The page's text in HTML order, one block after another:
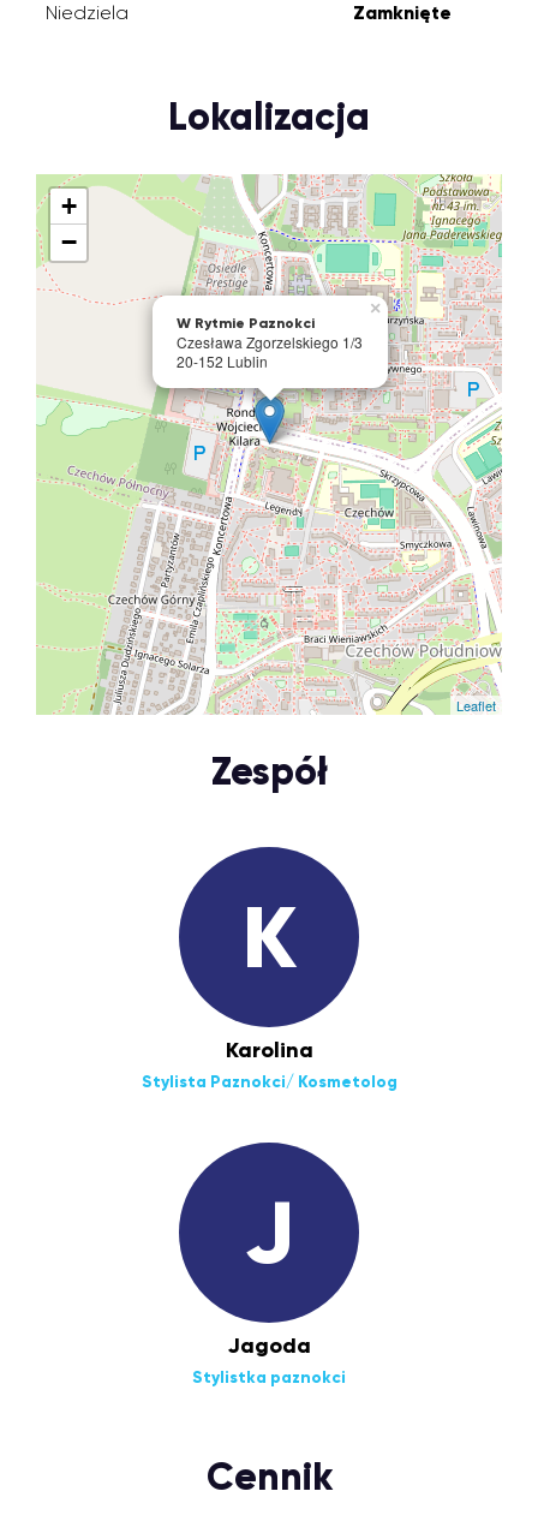
Niedziela Zamknięte
Lokalizacja
W Rytmie Paznokci
Czesława Zgorzelskiego 1/3
20-152 Lublin
×
+
−
Leaflet
Zespół
K
Karolina
Stylista Paznokci/ Kosmetolog
J
Jagoda
Stylistka paznokci
Cennik